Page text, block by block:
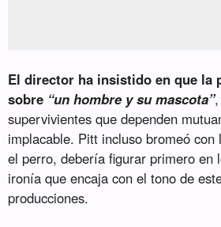
El director ha insistido en que la
sobre “un hombre y su mascota”
supervivientes que dependen
implacable. Pitt incluso bromeó
el perro, debería figurar primero en
ironía que encaja con el tono de
producciones.